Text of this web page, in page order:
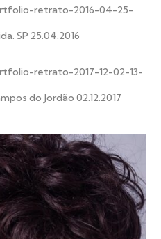
SP 25.04.2016
do Jordão 02.12.2017